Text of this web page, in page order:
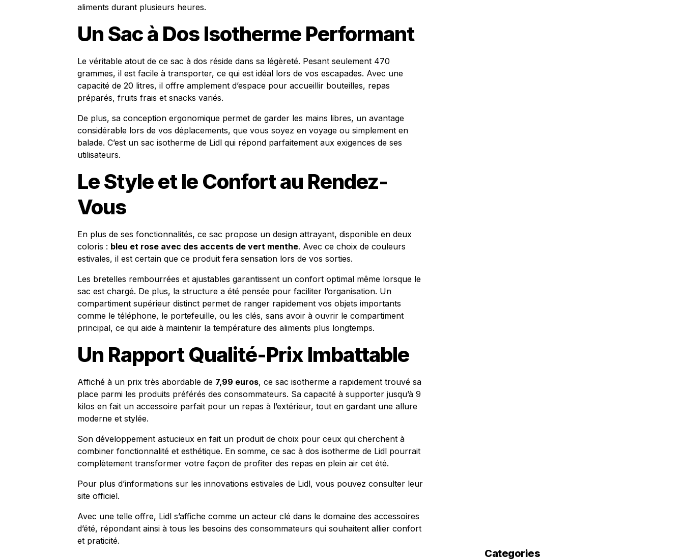
aliments durant plusieurs heures.
Un Sac à Dos Isotherme Performant
Le véritable atout de ce sac à dos réside dans sa légèreté. Pesant seulement 470
grammes, il est facile à transporter, ce qui est idéal lors de vos escapades. Avec une
capacité de 20 litres, il offre amplement d’espace pour accueillir bouteilles, repas
préparés, fruits frais et snacks variés.
De plus, sa conception ergonomique permet de garder les mains libres, un avantage
considérable lors de vos déplacements, que vous soyez en voyage ou simplement en
balade. C’est un sac isotherme de Lidl qui répond parfaitement aux exigences de ses
utilisateurs.
Le Style et le Confort au Rendez-
Vous
En plus de ses fonctionnalités, ce sac propose un design attrayant, disponible en deux
coloris : bleu et rose avec des accents de vert menthe. Avec ce choix de couleurs
estivales, il est certain que ce produit fera sensation lors de vos sorties.
Les bretelles rembourrées et ajustables garantissent un confort optimal même lorsque le
sac est chargé. De plus, la structure a été pensée pour faciliter l’organisation. Un
compartiment supérieur distinct permet de ranger rapidement vos objets importants
comme le téléphone, le portefeuille, ou les clés, sans avoir à ouvrir le compartiment
principal, ce qui aide à maintenir la température des aliments plus longtemps.
Un Rapport Qualité-Prix Imbattable
Affiché à un prix très abordable de 7,99 euros, ce sac isotherme a rapidement trouvé sa
place parmi les produits préférés des consommateurs. Sa capacité à supporter jusqu’à 9
kilos en fait un accessoire parfait pour un repas à l’extérieur, tout en gardant une allure
moderne et stylée.
Son développement astucieux en fait un produit de choix pour ceux qui cherchent à
combiner fonctionnalité et esthétique. En somme, ce sac à dos isotherme de Lidl pourrait
complètement transformer votre façon de profiter des repas en plein air cet été.
Pour plus d’informations sur les innovations estivales de Lidl, vous pouvez consulter leur
site officiel.
Avec une telle offre, Lidl s’affiche comme un acteur clé dans le domaine des accessoires
d’été, répondant ainsi à tous les besoins des consommateurs qui souhaitent allier confort
et praticité.
Categories